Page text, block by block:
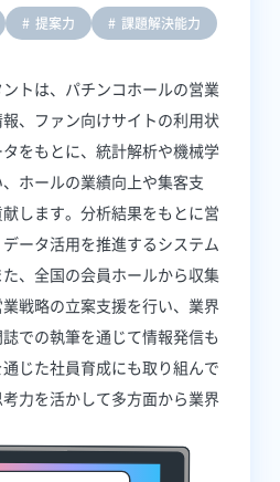
提案力 課題解決能力
トは、パチンコホールの営業
、ファン向けサイトの利用状
をもとに、統計解析や機械学
ホールの業績向上や集客支
します。分析結果をもとに営
ータ活用を推進するシステム
、全国の会員ホールから収集
戦略の立案支援を行い、業界
での執筆を通じて情報発信も
じた社員育成にも取り組んで
力を活かして多方面から業界